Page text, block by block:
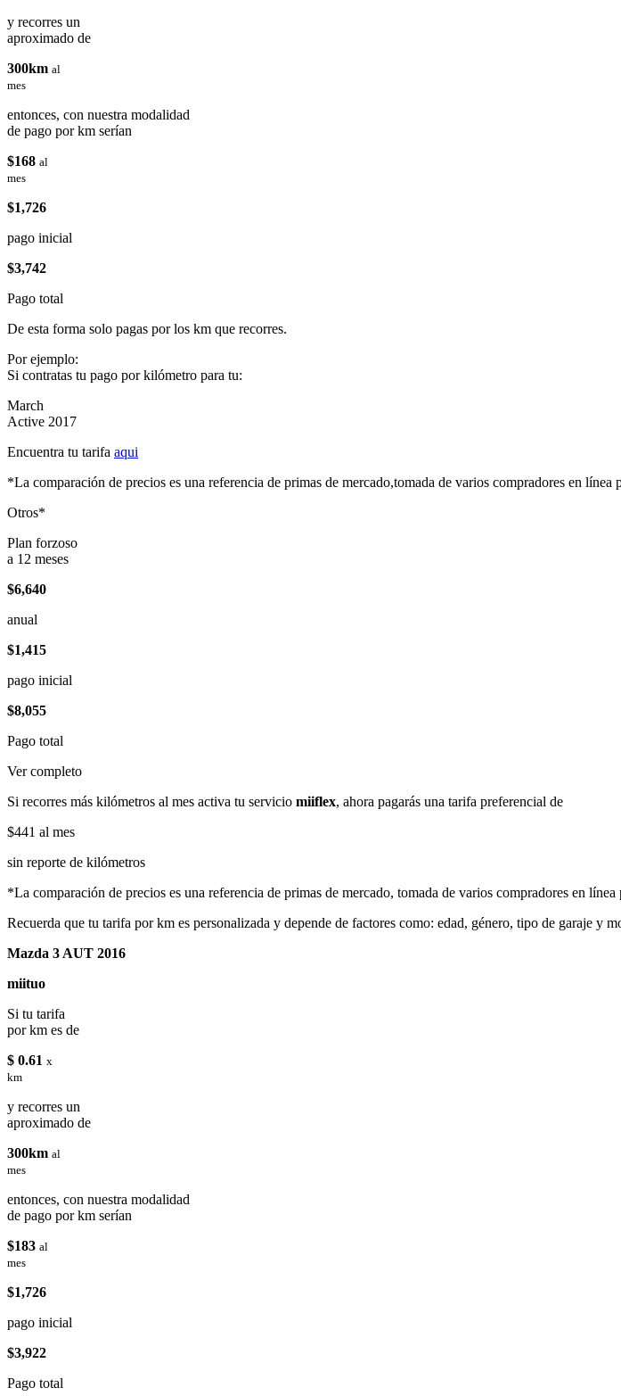
y recorres un
aproximado de
300km al
mes
entonces, con nuestra modalidad
de pago por km serían
$168 al
mes
$1,726
pago inicial
$3,742
Pago total
De esta forma solo pagas por los km que recorres.
Por ejemplo:
Si contratas tu pago por kilómetro para tu:
March
Active 2017
Encuentra tu tarifa aqui
*La comparación de precios es una referencia de primas de mercado,tomada de varios compradores en línea
Otros*
Plan forzoso
a 12 meses
$6,640
anual
$1,415
pago inicial
$8,055
Pago total
Ver completo
Si recorres más kilómetros al mes activa tu servicio miiflex, ahora pagarás una tarifa preferencial de
$441 al mes
sin reporte de kilómetros
*La comparación de precios es una referencia de primas de mercado, tomada de varios compradores en
Recuerda que tu tarifa por km es personalizada y depende de factores como: edad, género, tipo de garaje y
Mazda 3 AUT 2016
miituo
Si tu tarifa
por km es de
$ 0.61 x
km
y recorres un
aproximado de
300km al
mes
entonces, con nuestra modalidad
de pago por km serían
$183 al
mes
$1,726
pago inicial
$3,922
Pago total